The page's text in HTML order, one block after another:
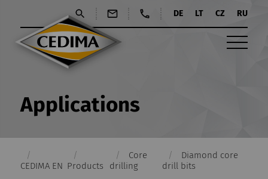
DE LT CZ RU
Applications
CEDIMA EN Products
Core
drilling
Diamond core
drill bits